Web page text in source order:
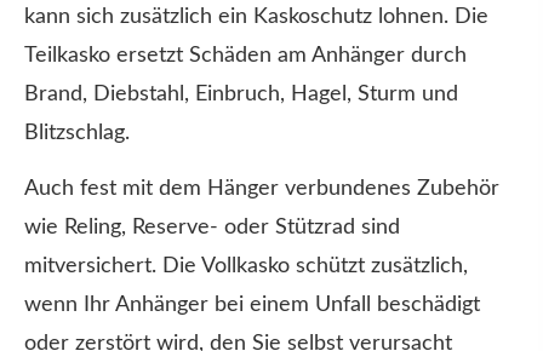
kann sich zusätzlich ein Kaskoschutz lohnen. Die
Teilkasko ersetzt Schäden am Anhänger durch
Brand, Diebstahl, Einbruch, Hagel, Sturm und
Blitzschlag.
Auch fest mit dem Hänger verbundenes Zubehör
wie Reling, Reserve- oder Stützrad sind
mitversichert. Die Vollkasko schützt zusätzlich,
wenn Ihr Anhänger bei einem Unfall beschädigt
oder zerstört wird, den Sie selbst verursacht